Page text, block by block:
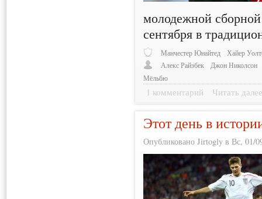
молодежной
сентября в
Манчестер Юнайтед
Хайер
Алекс Райзбек
Джон Николсон
Мёльбю
1 комментарий Читать
Этот день в
Опубликовано Jirtogly в Вс, 01/